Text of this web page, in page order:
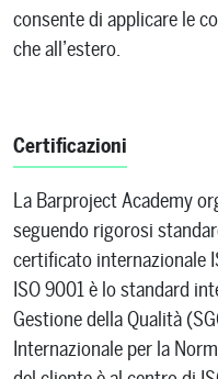
consente di applicare le
che all’estero.
Certificazioni
La Barproject Academy
seguendo rigorosi
certificato internazionale
ISO 9001 è lo standard
Gestione della Qualità
Internazionale per la